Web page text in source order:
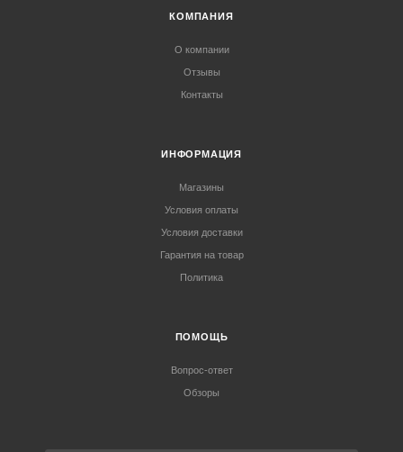
КОМПАНИЯ
О компании
Отзывы
Контакты
ИНФОРМАЦИЯ
Магазины
Условия оплаты
Условия доставки
Гарантия на товар
Политика
ПОМОЩЬ
Вопрос-ответ
Обзоры